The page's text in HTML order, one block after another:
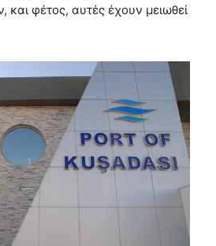
και φέτος, αυτές έχουν μειωθεί